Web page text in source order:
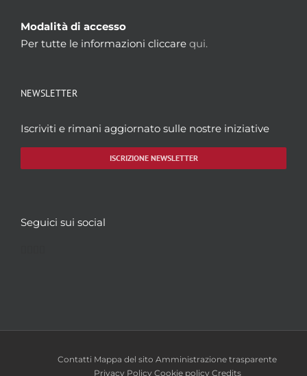
Modalità di accesso
Per tutte le informazioni cliccare qui.
NEWSLETTER
Iscriviti e rimani aggiornato sulle nostre iniziative
ISCRIZIONE NEWSLETTER
Seguici sui social
Contatti Mappa del sito Amministrazione trasparente
Privacy Policy Cookie policy Credits